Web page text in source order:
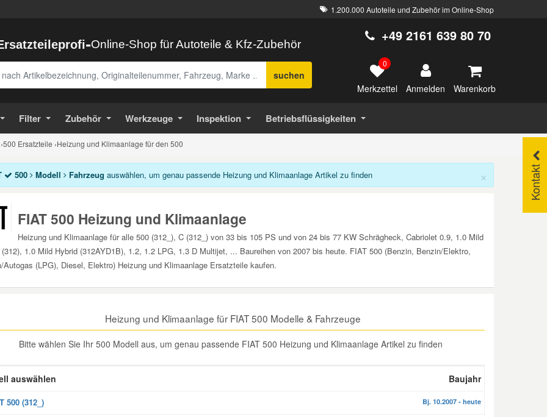
1.200.000 Autoteile und Zubehör im Online-Shop
-Online-Shop für Autoteile & Kfz-Zubehör
suchen
+49 2161 639 80 70
0
Merkzettel Anmelden Warenkorb
Filter Zubehör Werkzeuge Inspektion Betriebsflüssigkeiten
›500 Ersatzteile ›Heizung und Klimaanlage für den 500
Kontakt
×
500 Modell Fahrzeug auswählen, um genau passende Heizung und Klimaanlage Artikel zu finden
FIAT 500 Heizung und Klimaanlage
Heizung und Klimaanlage für alle 500 (312_), C (312_) von 33 bis 105 PS und von 24 bis 77 KW Schrägheck, Cabriolet 0.9, 1.0 Mild
(312), 1.0 Mild Hybrid (312AYD1B), 1.2, 1.2 LPG, 1.3 D Multijet, ... Baureihen von 2007 bis heute. FIAT 500 (Benzin, Benzin/Elektro,
Autogas (LPG), Diesel, Elektro) Heizung und Klimaanlage Ersatzteile kaufen.
Heizung und Klimaanlage für FIAT 500 Modelle & Fahrzeuge
Bitte wählen Sie Ihr 500 Modell aus, um genau passende FIAT 500 Heizung und Klimaanlage Artikel zu finden
auswählen Baujahr
500 (312_) Bj. 10.2007 - heute